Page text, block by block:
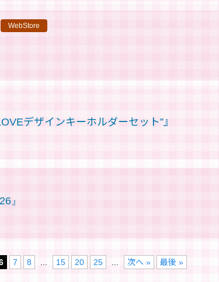
WebStore
デザインキーホルダーセット”』
』
7 8 ... 15 20 25 ... 次へ » 最後 »